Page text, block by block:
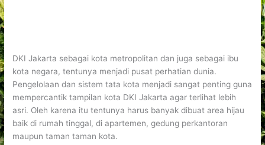
DKI Jakarta sebagai kota metropolitan dan juga sebagai ibu
kota negara, tentunya menjadi pusat perhatian dunia.
Pengelolaan dan sistem tata kota menjadi sangat penting guna
mempercantik tampilan kota DKI Jakarta agar terlihat lebih
asri. Oleh karena itu tentunya harus banyak dibuat area hijau
baik di rumah tinggal, di apartemen, gedung perkantoran
maupun taman taman kota.